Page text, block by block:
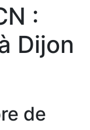
:
Dijon
de